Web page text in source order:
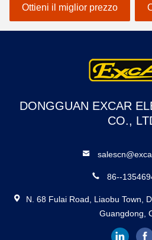
Seater con il contenitore
di carico
Ottieni il miglior prezzo
DONGGUAN EXCAR
CO.,
86--
N. 68 Fulai Road, Liaobu Town,
Guangdong,